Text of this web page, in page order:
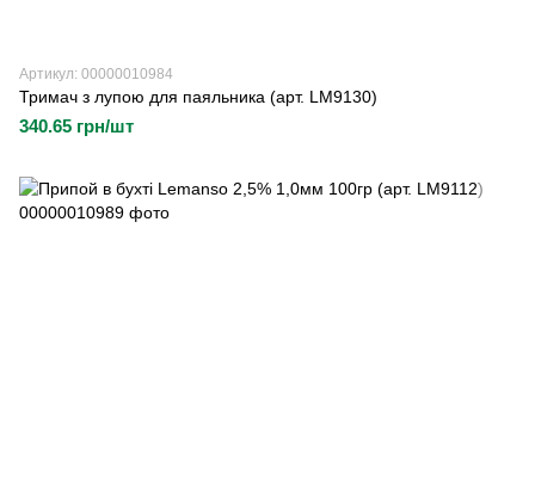
Артикул: 00000010984
Тримач з лупою для паяльника (арт. LM9130)
340.65 грн/шт